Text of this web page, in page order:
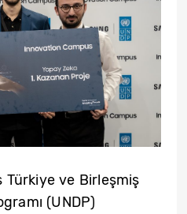
ve Birleşmiş
(UNDP)